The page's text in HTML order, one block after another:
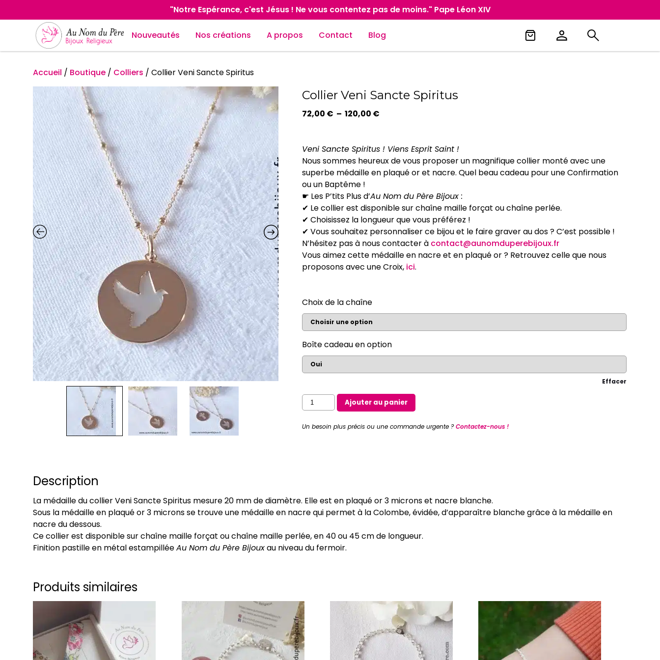
"Notre Espérance, c'est Jésus ! Ne vous contentez pas de moins." Pape Léon XIV
Nouveautés Nos créations A propos Contact Blog
Accueil / Boutique / Colliers /Collier Veni Sancte Spiritus
Collier Veni Sancte Spiritus
72,00 € – 120,00 €
72,00 €
à
120,00 €
Veni Sancte Spiritus ! Viens Esprit Saint !
Nous sommes heureux de vous proposer un magnifique collier monté avec une
superbe médaille en plaqué or et nacre. Quel beau cadeau pour une Confirmation
ou un Baptême !
☛ Les P’tits Plus d’Au Nom du Père Bijoux :
✔ Le collier est disponible sur chaîne maille forçat ou chaîne perlée.
✔ Choisissez la longueur que vous préférez !
✔ Vous souhaitez personnaliser ce bijou et le faire graver au dos ? C’est possible !
N’hésitez pas à nous contacter à contact@aunomduperebijoux.fr
Vous aimez cette médaille en nacre et en plaqué or ? Retrouvez celle que nous
proposons avec une Croix, ici.
Choix de la chaîne
Boîte cadeau en option
Effacer
quantité
de
Collier
Ajouter au panier
Un besoin plus précis ou une commande urgente ?Contactez-nous !
Description
La médaille du collier Veni Sancte Spiritus mesure 20 mm de diamètre. Elle est en plaqué or 3 microns et nacre blanche.
Sous la médaille en plaqué or 3 microns se trouve une médaille en nacre qui permet à la Colombe, évidée, d’apparaître blanche grâce à la médaille en
nacre du dessous.
Ce collier est disponible sur chaîne maille forçat ou chaîne maille perlée, en 40 ou 45 cm de longueur.
Finition pastille en métal estampilléeAu Nom du Père Bijouxau niveau du fermoir.
Produits similaires
plusieurs
variations.
plusieurs
variations.
Ce
produit
plusieurs
variations.
produit
variations.